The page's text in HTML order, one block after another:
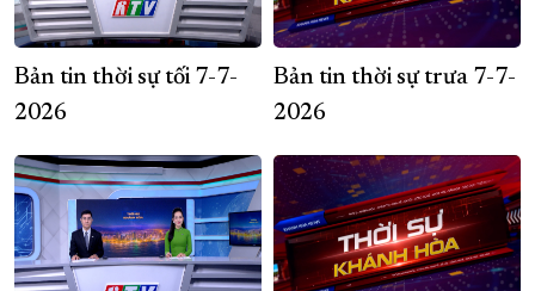
Bản tin thời sự tối 7-7-
2026
Bản tin thời sự trưa 7-7-
2026